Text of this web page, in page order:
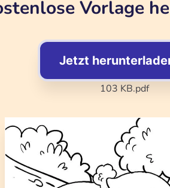
Vorlage
Jetzt
103 KB.pdf